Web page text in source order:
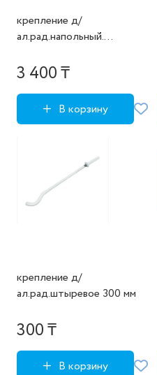
крепление д/
ал.рад.напольный.
3 400 ₸
В корзину
крепление д/
ал.рад.штыревое 300 мм
300 ₸
В корзину